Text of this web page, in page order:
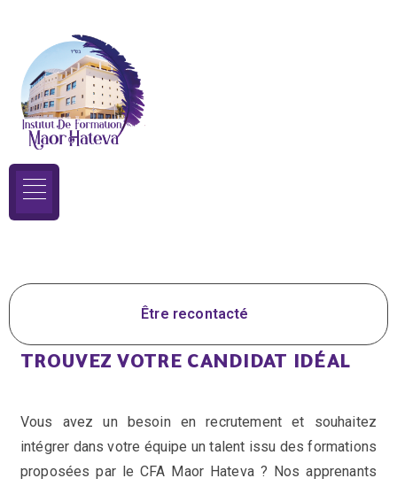
Être recontacté
TROUVEZ VOTRE CANDIDAT IDÉAL
Vous avez un besoin en recrutement et souhaitez
intégrer dans votre équipe un talent issu des formations
proposées par le CFA Maor Hateva ? Nos apprenants